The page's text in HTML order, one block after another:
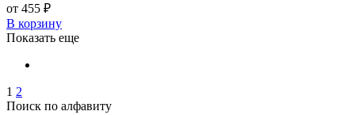
от 455 ₽
В корзину
Показать еще
1 2
Поиск по алфавиту